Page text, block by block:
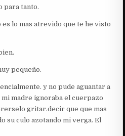
para tanto.
lo mas atrevido que te he visto
pequeño.
y no pude aguantar a
madre ignoraba el cuerpazo
gritar.decir que que mas
su culo azotando mi verga. El